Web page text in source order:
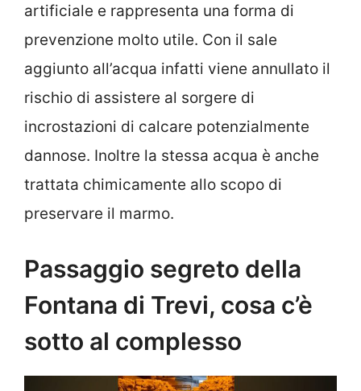
artificiale e rappresenta una forma di
prevenzione molto utile. Con il sale
aggiunto all’acqua infatti viene annullato il
rischio di assistere al sorgere di
incrostazioni di calcare potenzialmente
dannose. Inoltre la stessa acqua è anche
trattata chimicamente allo scopo di
preservare il marmo.
Passaggio segreto della
Fontana di Trevi, cosa c’è
sotto al complesso